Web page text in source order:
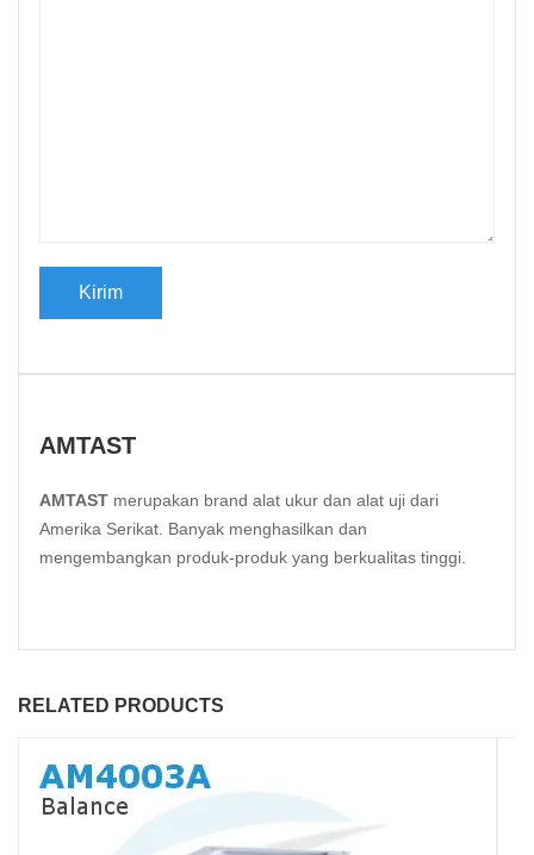
AMTAST
AMTAST merupakan brand alat ukur dan alat uji dari
Amerika Serikat. Banyak menghasilkan dan
mengembangkan produk-produk yang berkualitas tinggi.
RELATED PRODUCTS